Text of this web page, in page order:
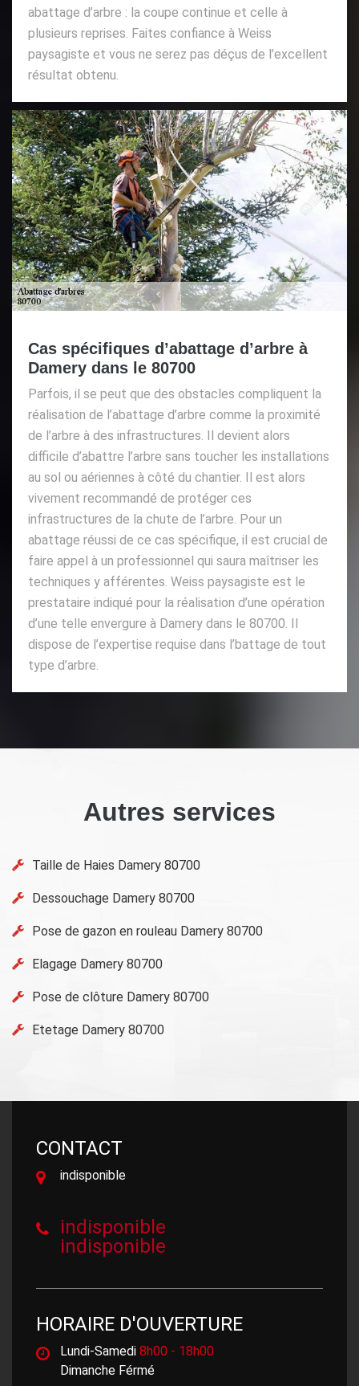
abattage d’arbre : la coupe continue et celle à
plusieurs reprises. Faites confiance à Weiss
paysagiste et vous ne serez pas déçus de l’excellent
résultat obtenu.
Cas spécifiques d’abattage d’arbre à
Damery dans le 80700
Parfois, il se peut que des obstacles compliquent la
réalisation de l’abattage d’arbre comme la proximité
de l’arbre à des infrastructures. Il devient alors
difficile d’abattre l’arbre sans toucher les installations
au sol ou aériennes à côté du chantier. Il est alors
vivement recommandé de protéger ces
infrastructures de la chute de l’arbre. Pour un
abattage réussi de ce cas spécifique, il est crucial de
faire appel à un professionnel qui saura maîtriser les
techniques y afférentes. Weiss paysagiste est le
prestataire indiqué pour la réalisation d’une opération
d’une telle envergure à Damery dans le 80700. Il
dispose de l’expertise requise dans l’battage de tout
type d’arbre.
Autres services
Taille de Haies Damery 80700
Dessouchage Damery 80700
Pose de gazon en rouleau Damery 80700
Elagage Damery 80700
Pose de clôture Damery 80700
Etetage Damery 80700
CONTACT
indisponible
indisponible
indisponible
HORAIRE D'OUVERTURE
Lundi-Samedi 8h00 - 18h00
Dimanche Férmé